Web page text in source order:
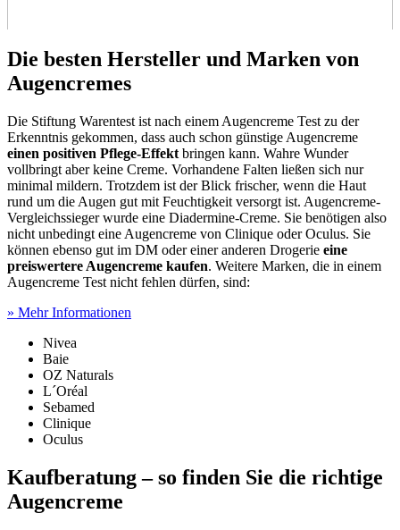
Die besten Hersteller und Marken von
Augencremes
Die Stiftung Warentest ist nach einem Augencreme Test zu der
Erkenntnis gekommen, dass auch schon günstige Augencreme
einen positiven Pflege-Effekt bringen kann. Wahre Wunder
vollbringt aber keine Creme. Vorhandene Falten ließen sich nur
minimal mildern. Trotzdem ist der Blick frischer, wenn die Haut
rund um die Augen gut mit Feuchtigkeit versorgt ist. Augencreme-
Vergleichssieger wurde eine Diadermine-Creme. Sie benötigen also
nicht unbedingt eine Augencreme von Clinique oder Oculus. Sie
können ebenso gut im DM oder einer anderen Drogerie eine
preiswertere Augencreme kaufen. Weitere Marken, die in einem
Augencreme Test nicht fehlen dürfen, sind:
» Mehr Informationen
Nivea
Baie
OZ Naturals
L´Oréal
Sebamed
Clinique
Oculus
Kaufberatung – so finden Sie die richtige
Augencreme